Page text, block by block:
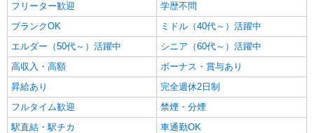
フリーター歓迎
学歴不問
ブランクOK
ミドル（40代～）活躍中
エルダー（50代～）活躍中
シニア（60代～）活躍中
高収入・高額
ボーナス・賞与あり
昇給あり
完全週休2日制
フルタイム歓迎
禁煙・分煙
駅直結・駅チカ
車通勤OK